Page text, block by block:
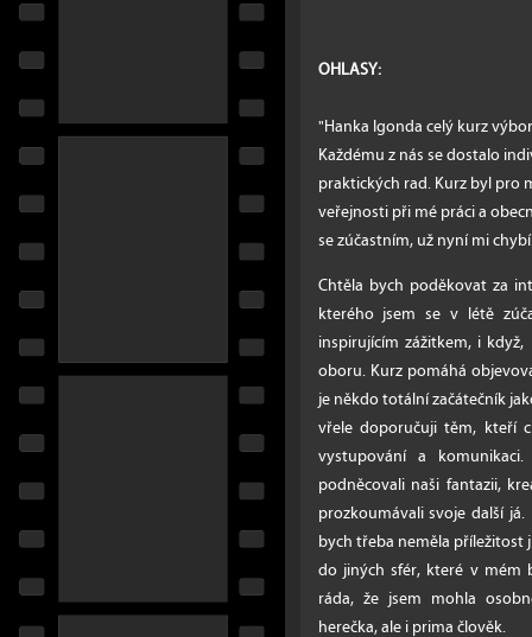
OHLASY:
"Hanka Igonda celý kurz
Každému z nás se dostalo
praktických rad. Kurz byl pro
veřejnosti při mé práci a
se zúčastním, už nyní mi
Chtěla bych poděkovat za
kterého jsem se v létě
inspirujícím zážitkem, i
oboru. Kurz pomáhá
je někdo totální začátečník
vřele doporučuji těm, kteří
vystupování a
podněcovali naši fantazii,
prozkoumávali svoje další
bych třeba neměla
do jiných sfér, které v mém
ráda, že jsem mohla
herečka, ale i prima člověk.